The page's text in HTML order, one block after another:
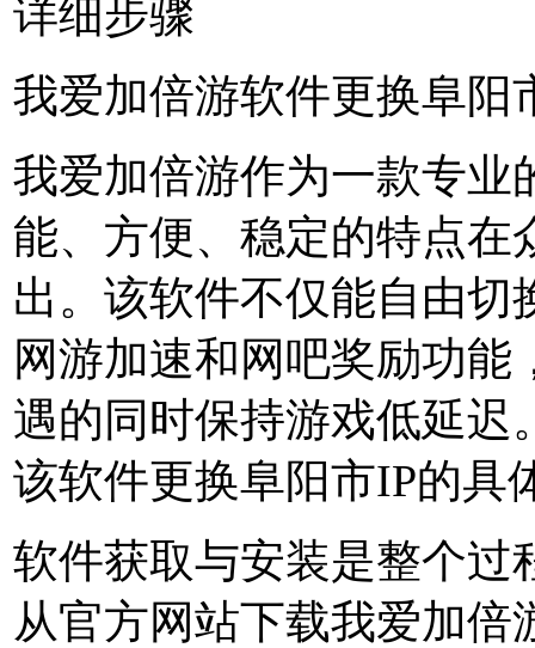
我爱加倍游软件更换阜阳
我爱加倍游作为一款专业
能、方便、稳定的特点在
出。该软件不仅能自由切
网游加速和网吧奖励功
遇的同时保持游戏低延迟
该软件更换阜阳市IP的具
软件获取与安装是整个过
从官方网站下载我爱加倍